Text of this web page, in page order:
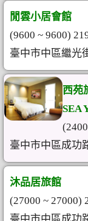
閒雲小居會館
(9600 ~ 9600)
臺中市中區繼光
西苑
SEA
臺中市中區成功
沐品居旅館
(27000 ~ 27000)